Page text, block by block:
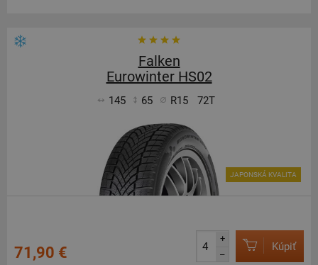
Falken
Eurowinter HS02
145 65 R15 72T
JAPONSKÁ KVALITA
71,90 €
+
–
Kúpiť